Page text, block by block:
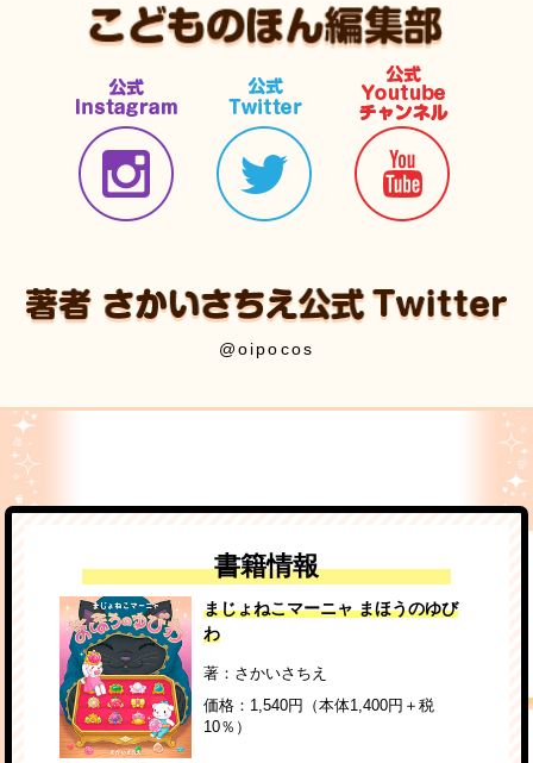
@oipocos
書籍情報
まじょねこマーニャ まほうのゆび
わ
著：さかいさちえ
価格：1,540円（本体1,400円＋税
10％）